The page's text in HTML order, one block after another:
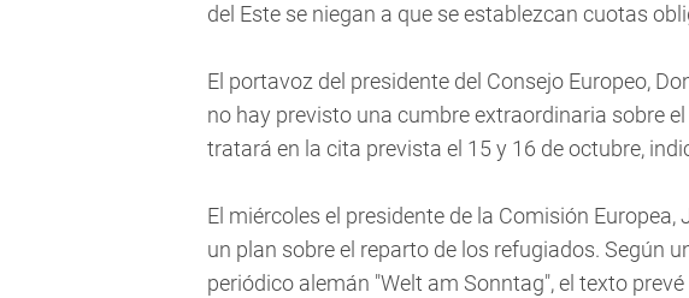
del Este se niegan a que se establezcan cuotas
El portavoz del presidente del Consejo Europeo,
no hay previsto una cumbre extraordinaria sobre
tratará en la cita prevista el 15 y 16 de octubre,
El miércoles el presidente de la Comisión
un plan sobre el reparto de los refugiados. Según
periódico alemán "Welt am Sonntag", el texto